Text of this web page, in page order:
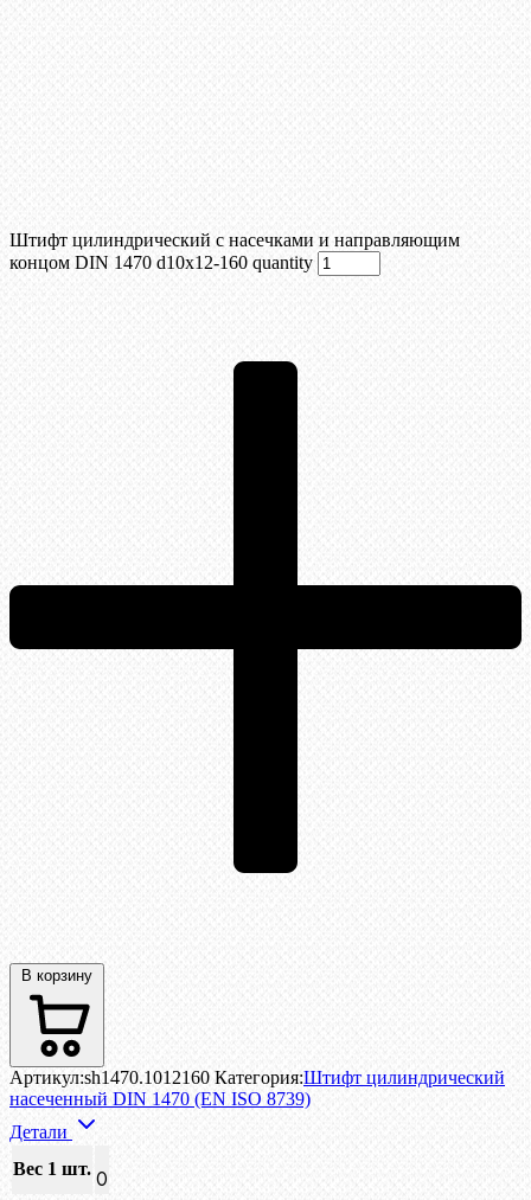
Штифт цилиндрический с насечками и направляющим
концом DIN 1470 d10х12-160 quantity
В корзину
Артикул:sh1470.1012160 Категория:Штифт цилиндрический
насеченный DIN 1470 (EN ISO 8739)
Детали
Вес 1 шт. 0